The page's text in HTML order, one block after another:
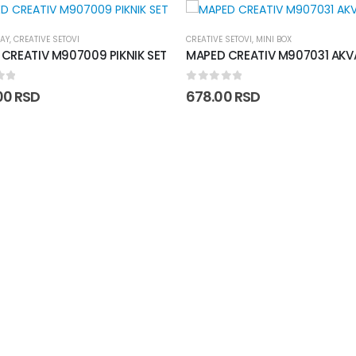
,MINI BOX
M907031 AKVARIJUM
5
RSD
CREATIVE SETOVI,EARLY AGE
MAPED CREATIV M907200
1/4